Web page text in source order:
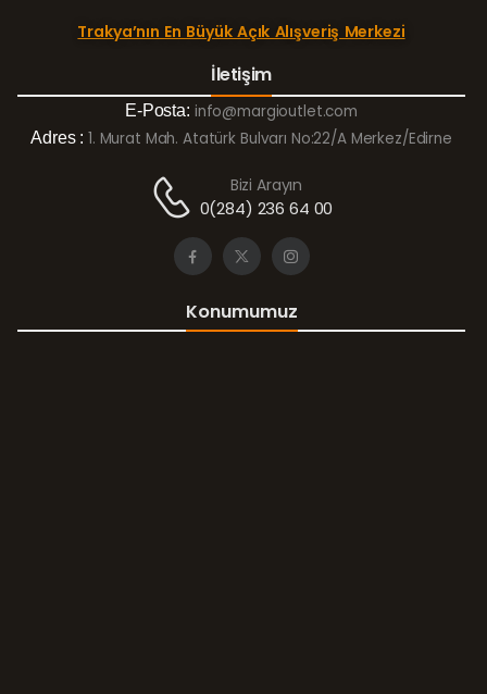
Trakya’nın En Büyük Açık Alışveriş Merkezi
İletişim
E-Posta: info@margioutlet.com
Adres : 1. Murat Mah. Atatürk Bulvarı No:22/A Merkez/Edirne
Bizi Arayın
0(284) 236 64 00
Konumumuz